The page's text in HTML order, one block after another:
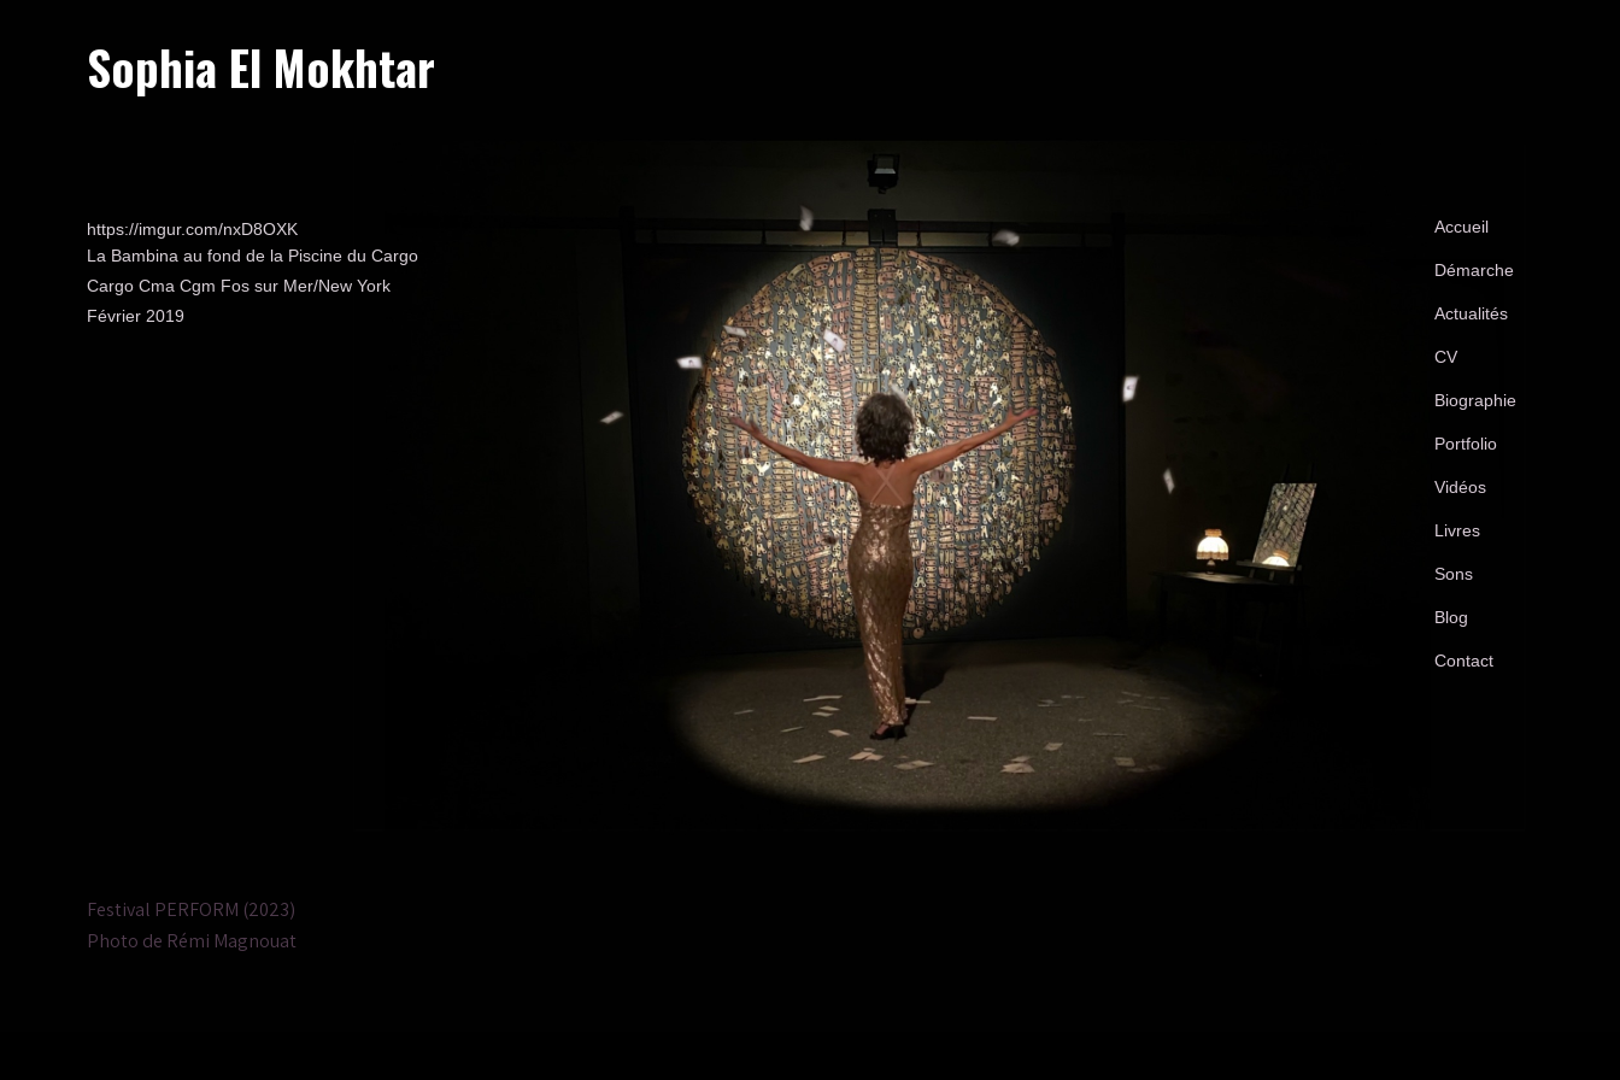
Sophia El Mokhtar
https://imgur.com/nxD8OXK
La Bambina au fond de la Piscine du Cargo
Cargo Cma Cgm Fos sur Mer/New York
Février 2019
Accueil
Démarche
Actualités
CV
Biographie
Portfolio
Vidéos
Livres
Sons
Blog
Contact
Festival PERFORM (2023)
Photo de Rémi Magnouat